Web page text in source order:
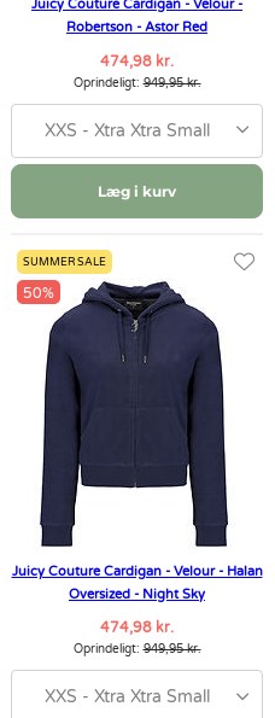
Juicy Couture Cardigan - Velour -
Robertson - Astor Red
474,98 kr.
Oprindeligt:949,95 kr.
XXS - Xtra Xtra Small
Læg i kurv
SUMMER SALE
50%
Juicy Couture Cardigan - Velour - Halan
Oversized - Night Sky
474,98 kr.
Oprindeligt:949,95 kr.
XXS - Xtra Xtra Small